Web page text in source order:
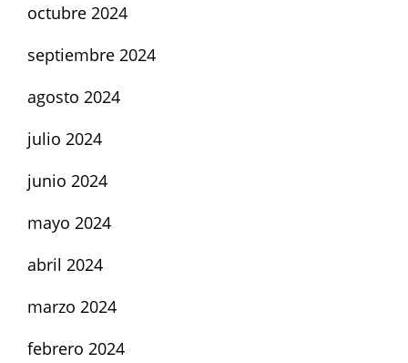
octubre 2024
septiembre 2024
agosto 2024
julio 2024
junio 2024
mayo 2024
abril 2024
marzo 2024
febrero 2024